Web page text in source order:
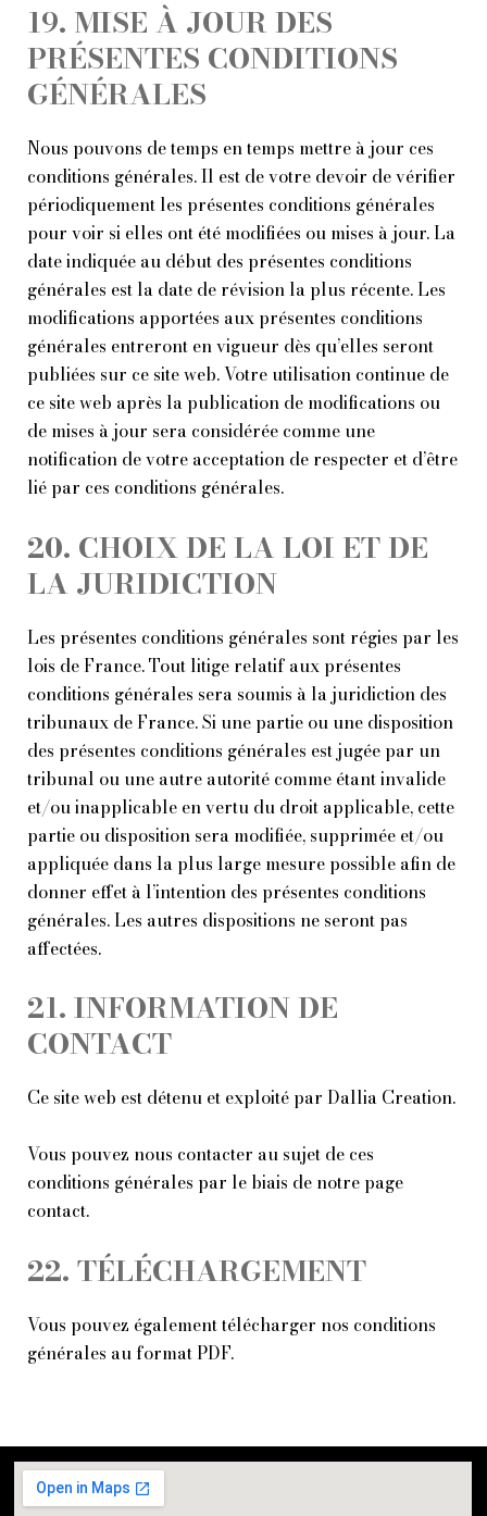
19. MISE À JOUR DES
PRÉSENTES CONDITIONS
GÉNÉRALES
Nous pouvons de temps en temps mettre à jour ces
conditions générales. Il est de votre devoir de vérifier
périodiquement les présentes conditions générales
pour voir si elles ont été modifiées ou mises à jour. La
date indiquée au début des présentes conditions
générales est la date de révision la plus récente. Les
modifications apportées aux présentes conditions
générales entreront en vigueur dès qu’elles seront
publiées sur ce site web. Votre utilisation continue de
ce site web après la publication de modifications ou
de mises à jour sera considérée comme une
notification de votre acceptation de respecter et d’être
lié par ces conditions générales.
20. CHOIX DE LA LOI ET DE
LA JURIDICTION
Les présentes conditions générales sont régies par les
lois de France. Tout litige relatif aux présentes
conditions générales sera soumis à la juridiction des
tribunaux de France. Si une partie ou une disposition
des présentes conditions générales est jugée par un
tribunal ou une autre autorité comme étant invalide
et/ou inapplicable en vertu du droit applicable, cette
partie ou disposition sera modifiée, supprimée et/ou
appliquée dans la plus large mesure possible afin de
donner effet à l’intention des présentes conditions
générales. Les autres dispositions ne seront pas
affectées.
21. INFORMATION DE
CONTACT
Ce site web est détenu et exploité par Dallia Creation.
Vous pouvez nous contacter au sujet de ces
conditions générales par le biais de notre page
contact.
22. TÉLÉCHARGEMENT
Vous pouvez égalementtélécharger nos conditions
générales au format PDF.